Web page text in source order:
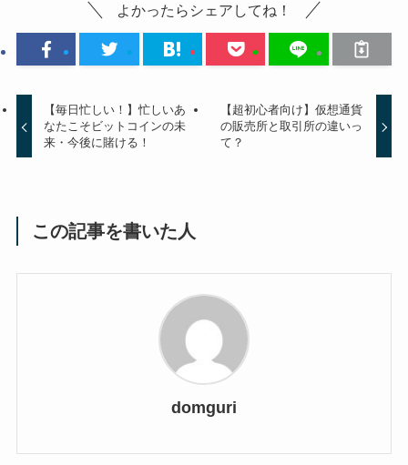
よかったらシェアしてね！
【毎日忙しい！】忙しいあ
なたこそビットコインの未
来・今後に賭ける！
【超初心者向け】仮想通貨
の販売所と取引所の違いっ
て？
この記事を書いた人
domguri